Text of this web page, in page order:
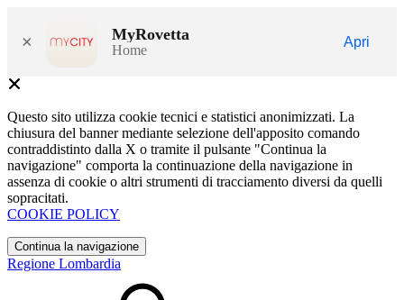
× MyRovetta
Home
Apri
Questo sito utilizza cookie tecnici e statistici anonimizzati. La
chiusura del banner mediante selezione dell'apposito comando
contraddistinto dalla X o tramite il pulsante "Continua la
navigazione" comporta la continuazione della navigazione in
assenza di cookie o altri strumenti di tracciamento diversi da quelli
sopracitati.
COOKIE POLICY
Continua la navigazione
Regione Lombardia